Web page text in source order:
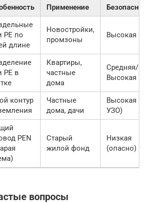
Применение
PE по
длине
Новостройки,
промзоны
Высокая
PE в
Квартиры,
частные
дома
Средняя/
Высокая
контур
Частные
дома, дачи
Высокая (с
УЗО)
PEN
Старый
жилой фонд
Низкая
(опасно)
вопросы